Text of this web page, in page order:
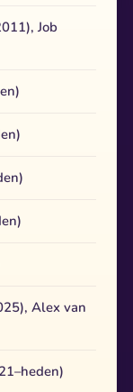
Job
Alex van